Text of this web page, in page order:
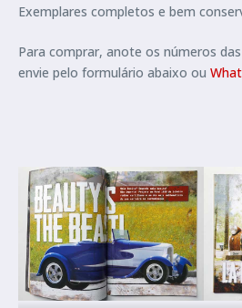
Exemplares completos e bem
Para comprar, anote os números
envie pelo formulário abaixo ou